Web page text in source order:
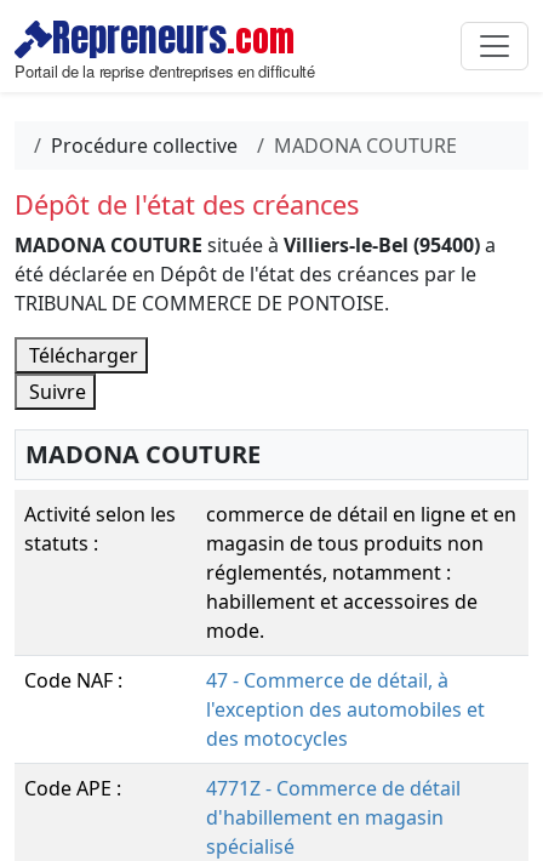
Repreneurs.com
Portail de la reprise d'entreprises en difficulté
Procédure collective MADONA COUTURE
Dépôt de l'état des créances
MADONA COUTURE située à Villiers-le-Bel (95400)a
été déclarée en Dépôt de l'état des créances par le
TRIBUNAL DE COMMERCE DE PONTOISE.
Télécharger
Suivre
MADONA COUTURE
Activité selon les
statuts :
commerce de détail en ligne et en
magasin de tous produits non
réglementés, notamment :
habillement et accessoires de
mode.
Code NAF :
47 - Commerce de détail, à
l'exception des automobiles et
des motocycles
Code APE :
4771Z - Commerce de détail
d'habillement en magasin
spécialisé